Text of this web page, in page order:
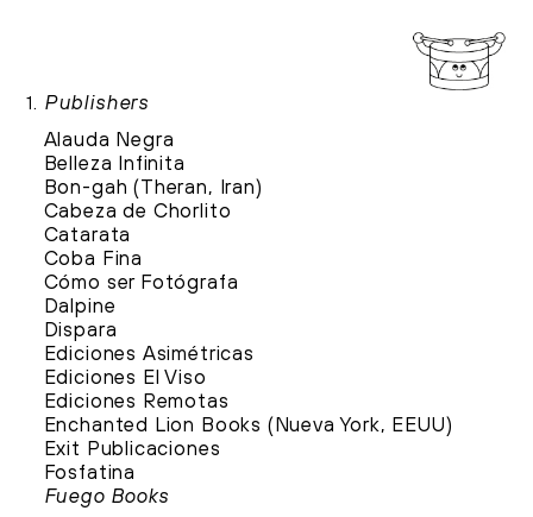
1. Publishers
Alauda Negra
Belleza Infinita
Bon-gah (Theran, Iran)
Cabeza de Chorlito
Catarata
Coba Fina
Cómo ser Fotógrafa
Dalpine
Dispara
Ediciones Asimétricas
Ediciones El Viso
Ediciones Remotas
Enchanted Lion Books (Nueva York, EEUU)
Exit Publicaciones
Fosfatina
Fuego Books